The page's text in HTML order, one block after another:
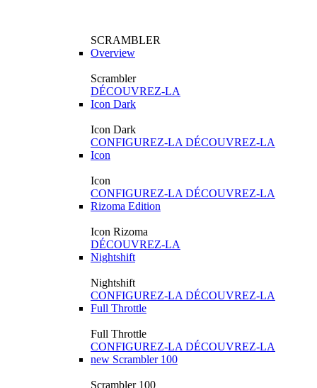
SCRAMBLER
Overview
Scrambler
DÉCOUVREZ-LA
Icon Dark
Icon Dark
CONFIGUREZ-LA DÉCOUVREZ-LA
Icon
Icon
CONFIGUREZ-LA DÉCOUVREZ-LA
Rizoma Edition
Icon Rizoma
DÉCOUVREZ-LA
Nightshift
Nightshift
CONFIGUREZ-LA DÉCOUVREZ-LA
Full Throttle
Full Throttle
CONFIGUREZ-LA DÉCOUVREZ-LA
new Scrambler 100
Scrambler 100